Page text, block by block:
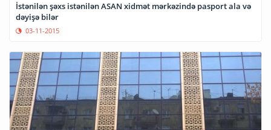
İstənilən şəxs istənilən ASAN xidmət mərkəzində pasport ala və
dəyişə bilər
03-11-2015